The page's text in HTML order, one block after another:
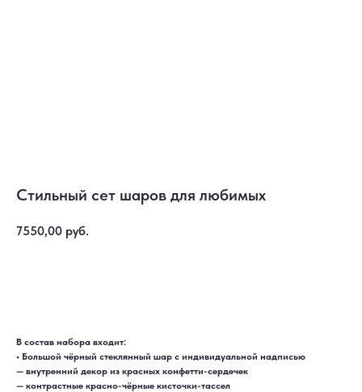
Стильный сет шаров для любимых
7550,00 руб.
В состав набора входит:
• Большой чёрный стеклянный шар с индивидуальной надписью
— внутренний декор из красных конфетти-сердечек
— контрастные красно-чёрные кисточки-тассел